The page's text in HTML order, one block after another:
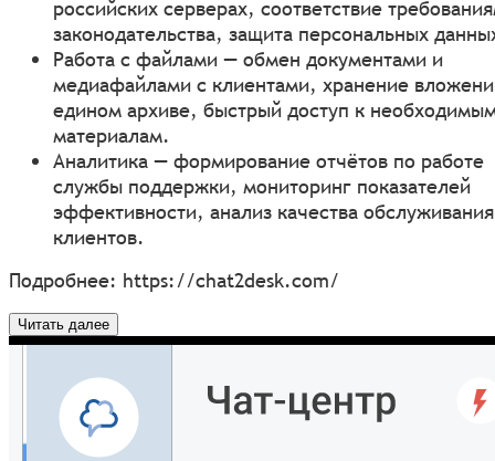
российских серверах, соответствие
законодательства, защита персональных
Работа с файлами — обмен документами и
медиафайлами с клиентами, хранение
едином архиве, быстрый доступ к
материалам.
Аналитика — формирование отчётов по работе
службы поддержки, мониторинг показателей
эффективности, анализ качества обслуживания
клиентов.
Подробнее: https://chat2desk.com/
Читать далее